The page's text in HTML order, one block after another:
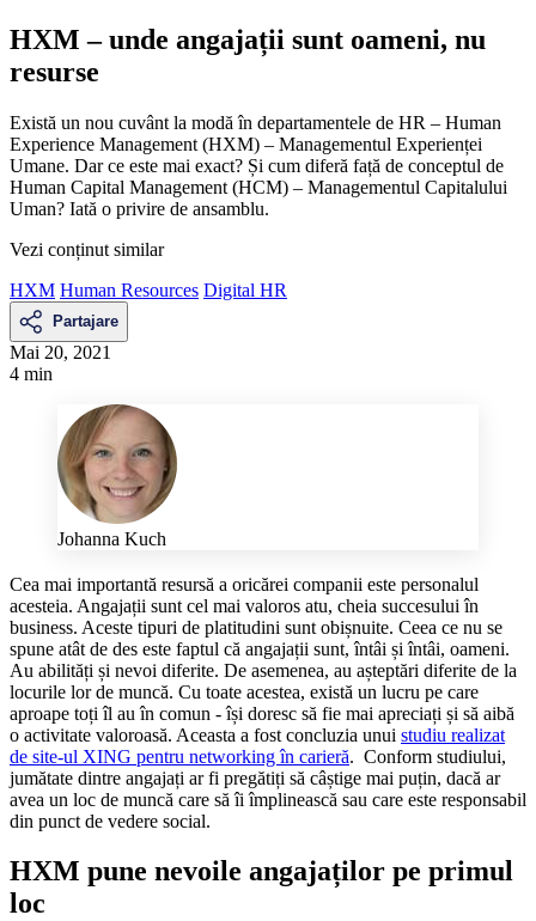
HXM – unde angajații sunt oameni, nu
resurse
Există un nou cuvânt la modă în departamentele de HR – Human
Experience Management (HXM) – Managementul Experienței
Umane. Dar ce este mai exact? Și cum diferă față de conceptul de
Human Capital Management (HCM) – Managementul Capitalului
Uman? Iată o privire de ansamblu.
Vezi conținut similar
HXM Human Resources Digital HR
Partajare
Mai 20, 2021
4 min
Johanna Kuch
Cea mai importantă resursă a oricărei companii este personalul
acesteia. Angajații sunt cel mai valoros atu, cheia succesului în
business. Aceste tipuri de platitudini sunt obișnuite. Ceea ce nu se
spune atât de des este faptul că angajații sunt, întâi și întâi, oameni.
Au abilități și nevoi diferite. De asemenea, au așteptări diferite de la
locurile lor de muncă. Cu toate acestea, există un lucru pe care
aproape toți îl au în comun - își doresc să fie mai apreciați și să aibă
o activitate valoroasă. Aceasta a fost concluzia unui studiu realizat
de site-ul XING pentru networking în carieră. Conform studiului,
jumătate dintre angajați ar fi pregătiți să câștige mai puțin, dacă ar
avea un loc de muncă care să îi împlinească sau care este responsabil
din punct de vedere social.
HXM pune nevoile angajaților pe primul
loc